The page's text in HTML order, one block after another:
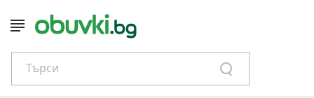
Търси